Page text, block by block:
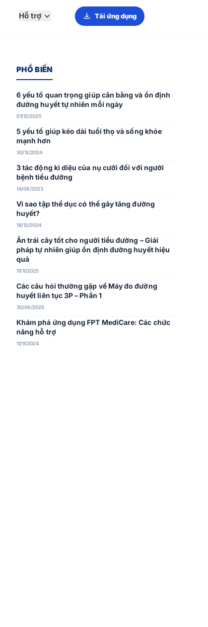
Hỗ trợ Tải ứng dụng
PHỔ BIẾN
6 yếu tố quan trọng giúp cân bằng và ổn định
đường huyết tự nhiên mỗi ngày
01/12/2025
5 yếu tố giúp kéo dài tuổi thọ và sống khỏe
mạnh hơn
30/12/2024
3 tác động kì diệu của nụ cười đối với người
bệnh tiểu đường
14/08/2023
Vì sao tập thể dục có thể gây tăng đường
huyết?
18/12/2024
Ăn trái cây tốt cho người tiểu đường – Giải
pháp tự nhiên giúp ổn định đường huyết hiệu
quả
11/11/2025
Các câu hỏi thường gặp về Máy đo đường
huyết liên tục 3P – Phần 1
30/06/2025
Khám phá ứng dụng FPT MediCare: Các chức
năng hỗ trợ
11/11/2024